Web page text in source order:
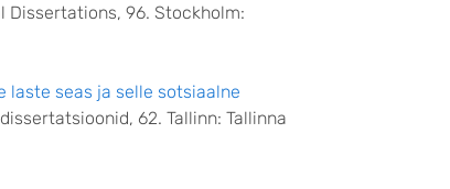
Dissertations, 96. Stockholm:
seas ja selle sotsiaalne
62. Tallinn: Tallinna